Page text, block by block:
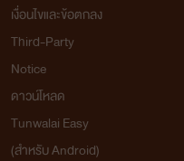
เงื่อนไขและข้อตกลง
Third-Party
Notice
ดาวน์โหลด
Tunwalai Easy
(สำหรับ Android)